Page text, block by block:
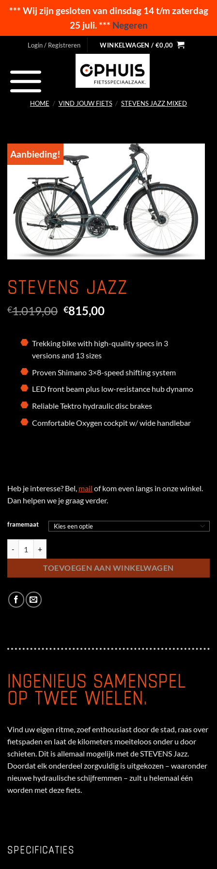
*** Wij zijn gesloten van dinsdag 14 t/m zaterdag
25 juli. *** Negeren
Login / Registreren WINKELWAGEN / €0,00
HOME / VIND JOUW FIETS / STEVENS JAZZ MIXED
Aanbieding!
STEVENS JAZZ
€1.019,00 Oorspronkelijke
€1.019,00.
€815,00Huidige
€815,00.
Trekking bike with high-quality specs in 3
versions and 13 sizes
Proven Shimano 3×8-speed shifting system
LED front beam plus low-resistance hub dynamo
Reliable Tektro hydraulic disc brakes
Comfortable Oxygen cockpit w/ wide handlebar
Heb je interesse? Bel, mail of kom even langs in onze winkel.
Dan helpen we je graag verder.
framemaat
TOEVOEGEN AAN WINKELWAGEN
INGENIEUS SAMENSPEL
OP TWEE WIELEN.
Vind uw eigen ritme, zoef enthousiast door de stad, raas over
fietspaden en laat de kilometers moeiteloos onder u door
schieten. Dit is allemaal mogelijk met de STEVENS Jazz.
Doordat elk onderdeel zorgvuldig is uitgekozen – waaronder
nieuwe hydraulische schijfremmen – zult u helemaal één
worden met deze fiets.
SPECIFICATIES